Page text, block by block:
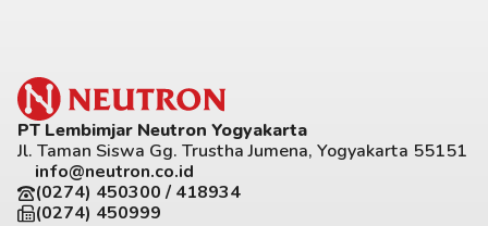
PT Lembimjar Neutron Yogyakarta
Jl. Taman Siswa Gg. Trustha Jumena, Yogyakarta 55151
info@neutron.co.id
(0274) 450300 / 418934
(0274) 450999